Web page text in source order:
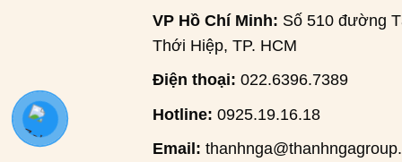
VP Hồ Chí Minh: Số 510 đường
Thới Hiệp, TP. HCM
Điện thoại: 022.6396.7389
Hotline: 0925.19.16.18
Email: